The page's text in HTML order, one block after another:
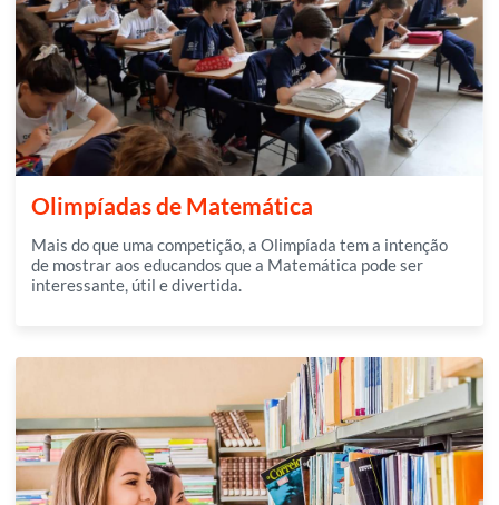
Olimpíadas de Matemática
Mais do que uma competição, a Olimpíada tem a intenção
de mostrar aos educandos que a Matemática pode ser
interessante, útil e divertida.